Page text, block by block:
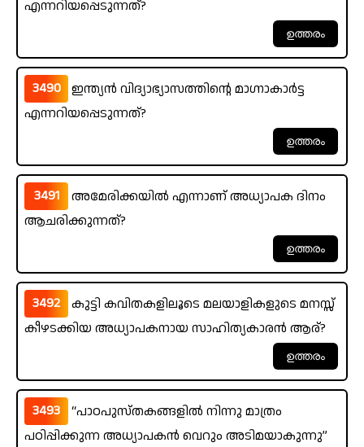
എന്നറിയപ്പെടുന്നത്?
3490 ഇന്ത്യൻ വിദ്യാഭ്യാസത്തിന്റെ മാഗ്നാകാർട്ട
എന്നറിയപ്പെടുന്നത്?
3491
അമേരിക്കയിൽ എന്നാണ് അധ്യാപക ദിനം
ആചരിക്കുന്നത്?
3492
കുട്ടി കവിതകളിലൂടെ മലയാളികളുടെ മനസ്സ്
കീഴടക്കിയ അധ്യാപകനായ സാഹിത്യകാരൻ ആര്?
3493
“പാഠപുസ്തകങ്ങളിൽ നിന്നു മാത്രം
പഠിപ്പിക്കുന്ന അധ്യാപകൻ വെറും അടിമയാകുന്നു”